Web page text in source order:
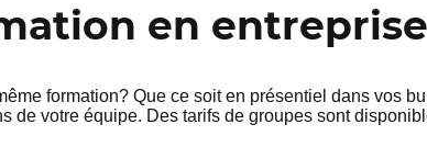
en entreprise
formation? Que ce soit en présentiel dans vos
de votre équipe. Des tarifs de groupes sont